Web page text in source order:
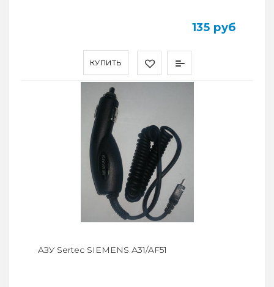
КУПИТЬ
135 руб
AЗУ Sertec SIEMENS А31/AF51